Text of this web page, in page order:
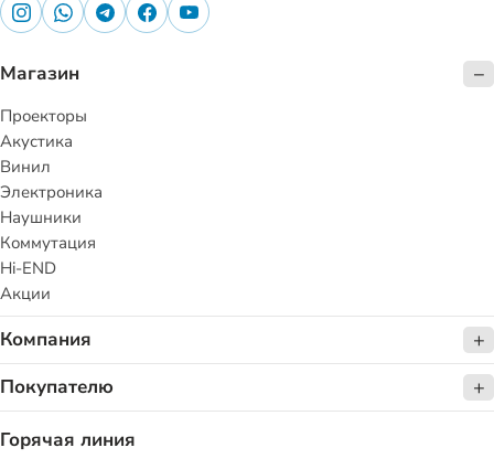
Магазин
Проекторы
Акустика
Винил
Электроника
Наушники
Коммутация
Hi-END
Акции
Компания
Покупателю
Горячая линия